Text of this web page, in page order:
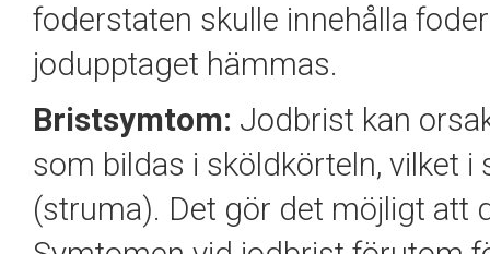
foderstaten skulle innehålla
jodupptaget hämmas.
Bristsymtom: Jodbrist kan
som bildas i sköldkörteln, vilket
(struma). Det gör det möjligt att